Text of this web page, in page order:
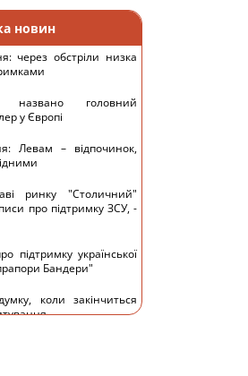
новин
через обстріли низка
названо головний
у Європі
Левам – відпочинок,
ринку "Столичний"
про підтримку ЗСУ, -
підтримку української
Бандери"
коли закінчиться